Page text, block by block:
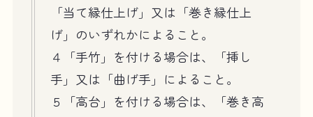
「当て縁仕上げ」又は「巻き縁仕上
げ」のいずれかによること。
４「手竹」を付ける場合は、「挿し
手」又は「曲げ手」によること。
５「高台」を付ける場合は、「巻き高